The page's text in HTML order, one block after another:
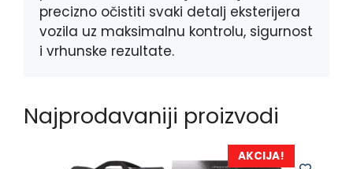
precizno očistiti svaki detalj eksterijera
vozila uz maksimalnu kontrolu, sigurnost
i vrhunske rezultate.
Najprodavaniji proizvodi
AKCIJA!